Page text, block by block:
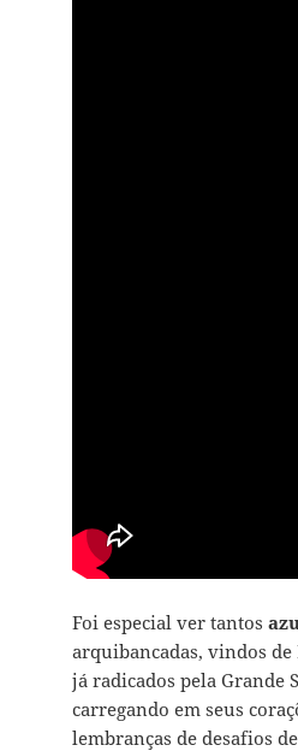
Foi especial ver tantos
arquibancadas, vindos de
já radicados pela Grande
carregando em seus
lembranças de desafios